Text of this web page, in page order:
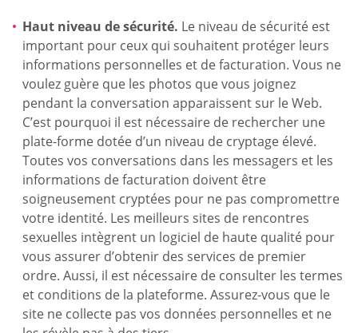
Haut niveau de sécurité. Le niveau de sécurité est
important pour ceux qui souhaitent protéger leurs
informations personnelles et de facturation. Vous ne
voulez guère que les photos que vous joignez
pendant la conversation apparaissent sur le Web.
C’est pourquoi il est nécessaire de rechercher une
plate-forme dotée d’un niveau de cryptage élevé.
Toutes vos conversations dans les messagers et les
informations de facturation doivent être
soigneusement cryptées pour ne pas compromettre
votre identité. Les meilleurs sites de rencontres
sexuelles intègrent un logiciel de haute qualité pour
vous assurer d’obtenir des services de premier
ordre. Aussi, il est nécessaire de consulter les termes
et conditions de la plateforme. Assurez-vous que le
site ne collecte pas vos données personnelles et ne